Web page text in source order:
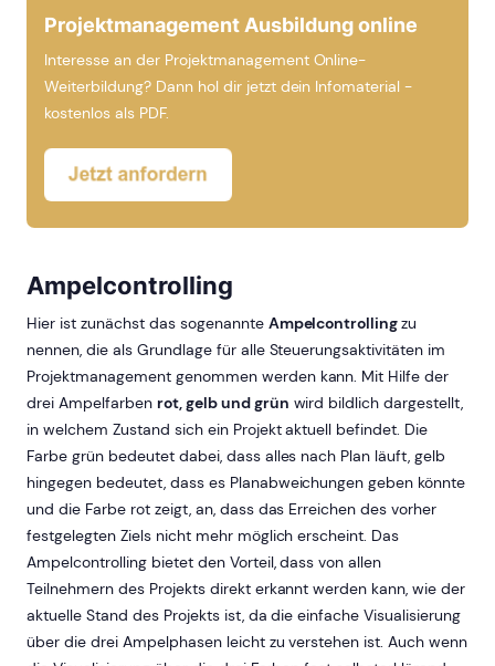
Projektmanagement Ausbildung online
Interesse an der Projektmanagement Online-
Weiterbildung? Dann hol dir jetzt dein Infomaterial -
kostenlos als PDF.
Ampelcontrolling
Hier ist zunächst das sogenannte Ampelcontrollingzu
nennen, die als Grundlage für alle Steuerungsaktivitäten im
Projektmanagement genommen werden kann. Mit Hilfe der
drei Ampelfarben rot, gelb und grün wird bildlich dargestellt,
in welchem Zustand sich ein Projekt aktuell befindet. Die
Farbe grün bedeutet dabei, dass alles nach Plan läuft, gelb
hingegen bedeutet, dass es Planabweichungen geben könnte
und die Farbe rot zeigt, an, dass das Erreichen des vorher
festgelegten Ziels nicht mehr möglich erscheint. Das
Ampelcontrolling bietet den Vorteil, dass von allen
Teilnehmern des Projekts direkt erkannt werden kann, wie der
aktuelle Stand des Projekts ist, da die einfache Visualisierung
über die drei Ampelphasen leicht zu verstehen ist. Auch wenn